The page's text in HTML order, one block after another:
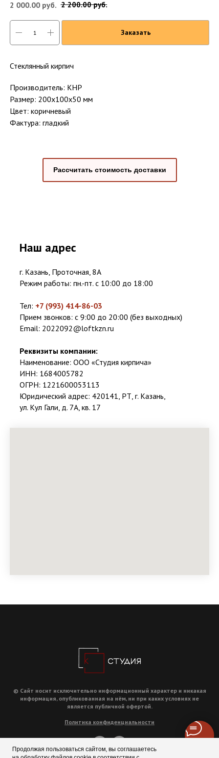
2 000.00 руб. 2 200.00 руб.
Заказать
Стеклянный кирпич
Производитель: КНР
Размер: 200x100x50 мм
Цвет: коричневый
Фактура: гладкий
Рассчитать стоимость доставки
Наш адрес
г. Казань, Проточная, 8А
Режим работы: пн.-пт. с 10:00 до 18:00
Тел: +7 (993) 414-86-03
Прием звонков: с 9:00 до 20:00 (без выходных)
Email: 2022092@loftkzn.ru
Реквизиты компании:
Наименование: ООО «Студия кирпича»
ИНН: 1684005782
ОГРН: 1221600053113
Юридический адрес: 420141, РТ, г. Казань,
ул. Кул Гали, д. 7А, кв. 17
© Сайт носит исключительно информационный характер и никакая
информация, опубликованная на нём, ни при каких условиях не
является публичной офертой.
Политика конфиденциальности
Продолжая пользоваться сайтом, вы соглашаетесь